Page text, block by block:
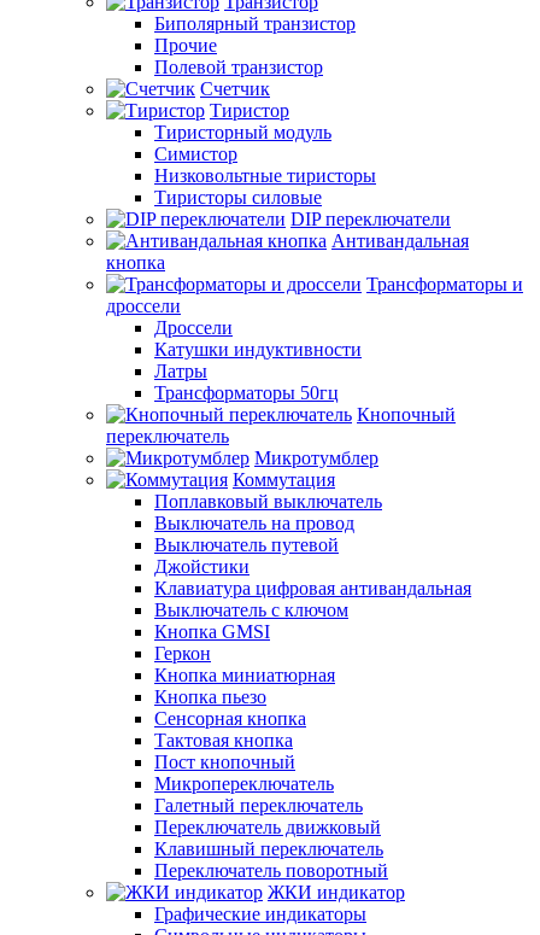
Биполярный транзистор
Прочие
Полевой транзистор
Счетчик
Тиристор
Тиристорный модуль
Симистор
Низковольтные тиристоры
Тиристоры силовые
DIP переключатели
Антивандальная
кнопка
Трансформаторы и
дроссели
Дроссели
Катушки индуктивности
Латры
Трансформаторы 50гц
Кнопочный
переключатель
Микротумблер
Коммутация
Поплавковый выключатель
Выключатель на провод
Выключатель путевой
Джойстики
Клавиатура цифровая антивандальная
Выключатель с ключом
Кнопка GMSI
Геркон
Кнопка миниатюрная
Кнопка пьезо
Сенсорная кнопка
Тактовая кнопка
Пост кнопочный
Микропереключатель
Галетный переключатель
Переключатель движковый
Клавишный переключатель
Переключатель поворотный
ЖКИ индикатор
Графические индикаторы